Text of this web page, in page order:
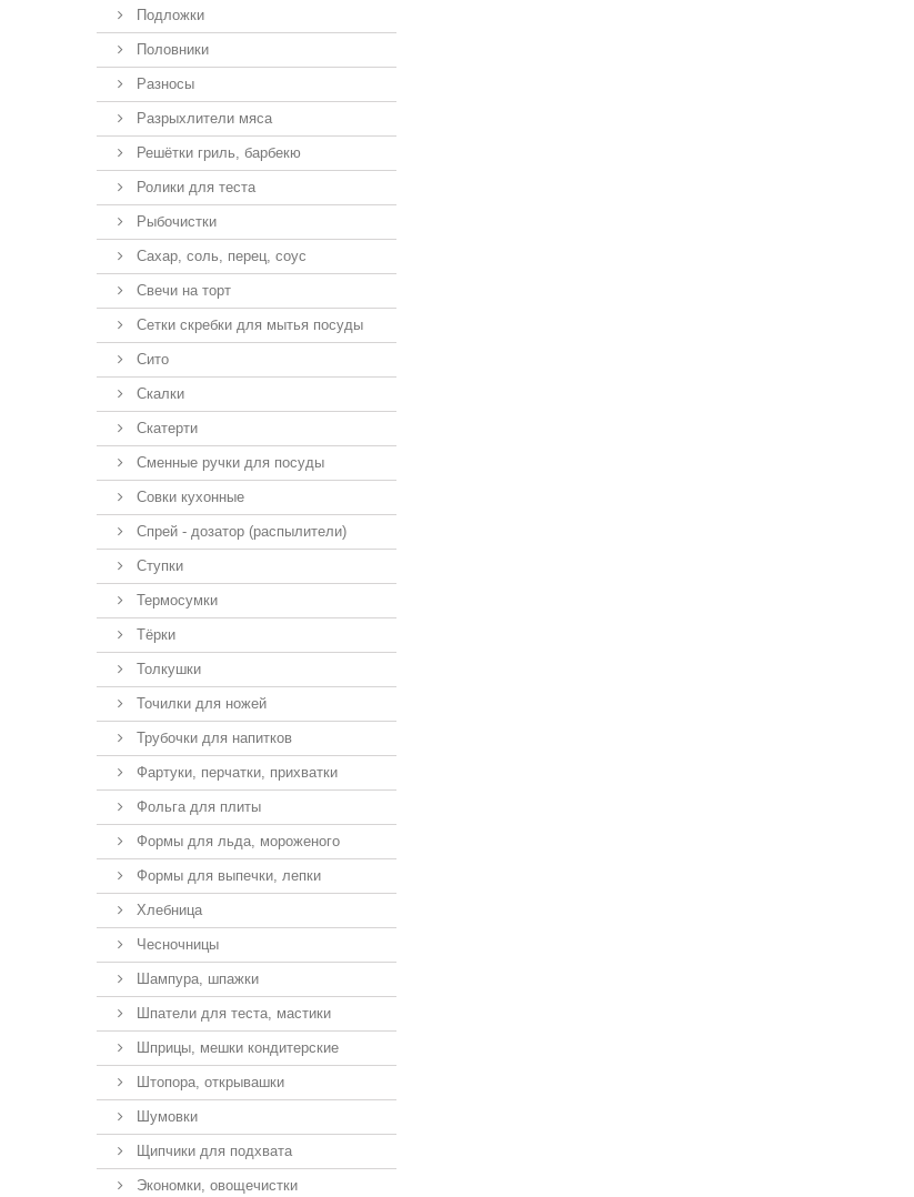
Подложки
Половники
Разносы
Разрыхлители мяса
Решётки гриль, барбекю
Ролики для теста
Рыбочистки
Сахар, соль, перец, соус
Свечи на торт
Сетки скребки для мытья посуды
Сито
Скалки
Скатерти
Сменные ручки для посуды
Совки кухонные
Спрей - дозатор (распылители)
Ступки
Термосумки
Тёрки
Толкушки
Точилки для ножей
Трубочки для напитков
Фартуки, перчатки, прихватки
Фольга для плиты
Формы для льда, мороженого
Формы для выпечки, лепки
Хлебница
Чесночницы
Шампура, шпажки
Шпатели для теста, мастики
Шприцы, мешки кондитерские
Штопора, открывашки
Шумовки
Щипчики для подхвата
Экономки, овощечистки